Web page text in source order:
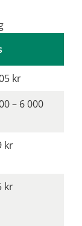
kr
– 6 000
kr
kr